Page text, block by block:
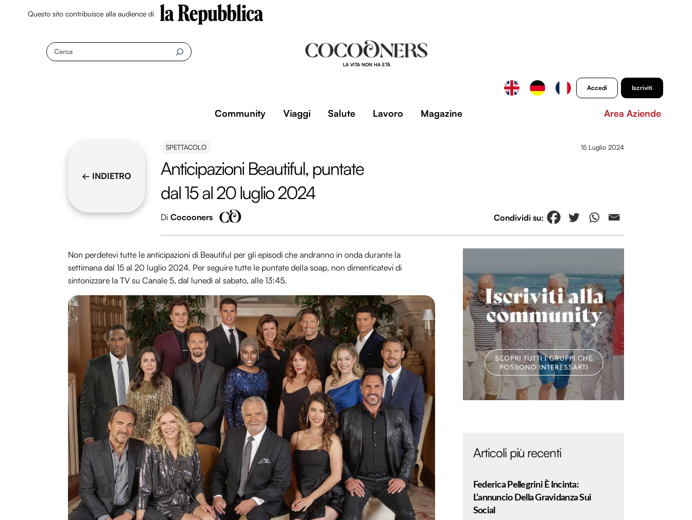
Questo sito contribuisce alla audience di
Cerca
LA VITA NON HA ETÀ
Accedi Iscriviti
Community Viaggi Salute Lavoro Magazine Area Aziende
← INDIETRO
SPETTACOLO 15 Luglio 2024
Anticipazioni Beautiful, puntate
dal 15 al 20 luglio 2024
Di Cocooners
Non perdetevi tutte le anticipazioni di Beautiful per gli episodi che andranno in onda durante la
settimana dal 15 al 20 luglio 2024. Per seguire tutte le puntate della soap, non dimenticatevi di
sintonizzare la TV su Canale 5, dal lunedì al sabato, alle 13:45.
Articoli più recenti
Federica Pellegrini È Incinta:
L’annuncio Della Gravidanza Sui
Social